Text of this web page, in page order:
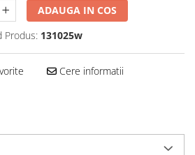
ADAUGA IN COS
Produs: 131025w
Cere informatii